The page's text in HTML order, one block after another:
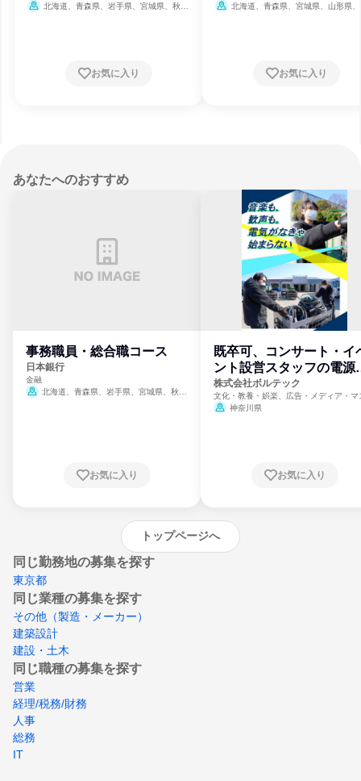
北海道、青森県、岩手県、宮城県、秋田
都府、大阪府、兵庫県、広島県、福岡県
8月31日締切
お気に入り
北海道、青森県、宮城県、山形県
お気に入り
あなたへのおすすめ
事務職員・総合職コース
日本銀行
金融
北海道、青森県、岩手県、宮城県、秋田
崎県、熊本県、大分県、宮崎県、鹿児島県、
お気に入り
既卒可、コンサート・イ
ント設営スタッフの電源
門
株式会社ボルテック
文化・教養・娯楽、広告・メディア・マ
ミ、電力・ガス・水道・エネルギー
神奈川県
お気に入り
トップページへ
同じ勤務地の募集を探す
東京都
同じ業種の募集を探す
その他（製造・メーカー）
建築設計
建設・土木
同じ職種の募集を探す
営業
経理/税務/財務
人事
総務
IT